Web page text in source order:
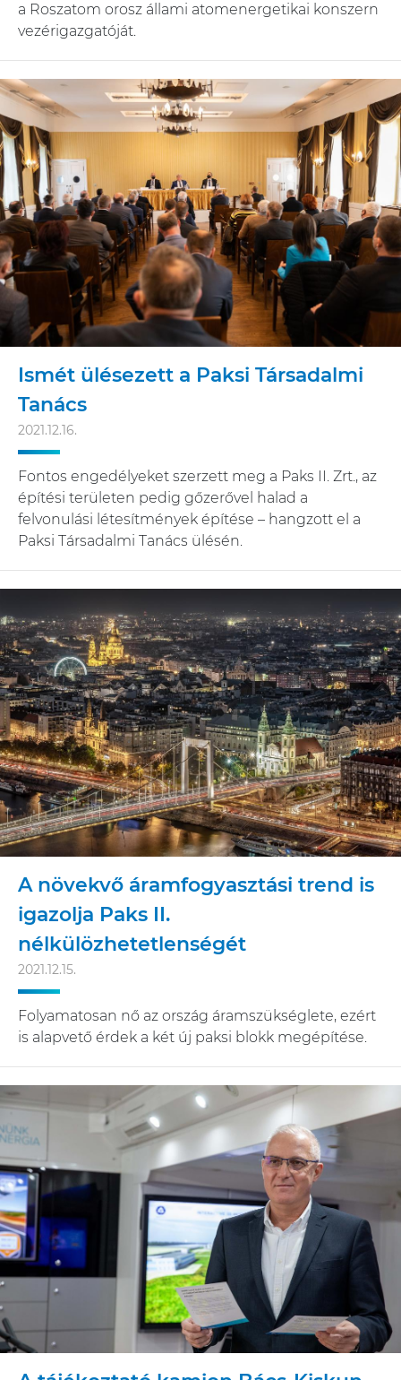
a Roszatom orosz állami atomenergetikai konszern
vezérigazgatóját.
Ismét ülésezett a Paksi Társadalmi
Tanács
2021.12.16.
Fontos engedélyeket szerzett meg a Paks II. Zrt., az
építési területen pedig gőzerővel halad a
felvonulási létesítmények építése – hangzott el a
Paksi Társadalmi Tanács ülésén.
A növekvő áramfogyasztási trend is
igazolja Paks II.
nélkülözhetetlenségét
2021.12.15.
Folyamatosan nő az ország áramszükséglete, ezért
is alapvető érdek a két új paksi blokk megépítése.